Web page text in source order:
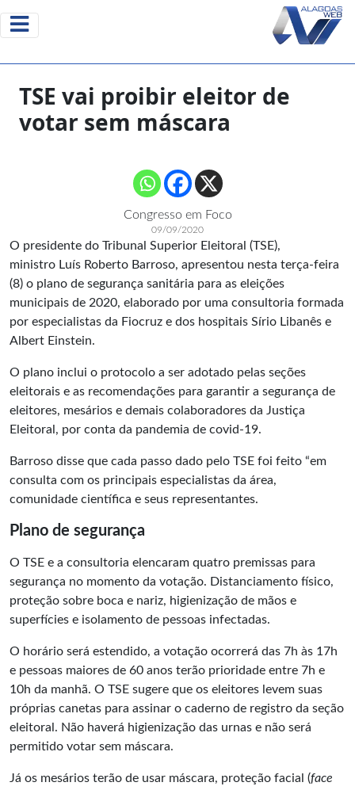
TSE vai proibir eleitor de
votar sem máscara
Congresso em Foco
09/09/2020
O presidente do Tribunal Superior Eleitoral (TSE),
ministro Luís Roberto Barroso, apresentou nesta terça-feira
(8) o plano de segurança sanitária para as eleições
municipais de 2020, elaborado por uma consultoria formada
por especialistas da Fiocruz e dos hospitais Sírio Libanês e
Albert Einstein.
O plano inclui o protocolo a ser adotado pelas seções
eleitorais e as recomendações para garantir a segurança de
eleitores, mesários e demais colaboradores da Justiça
Eleitoral, por conta da pandemia de covid-19.
Barroso disse que cada passo dado pelo TSE foi feito “em
consulta com os principais especialistas da área,
comunidade científica e seus representantes.
Plano de segurança
O TSE e a consultoria elencaram quatro premissas para
segurança no momento da votação. Distanciamento físico,
proteção sobre boca e nariz, higienização de mãos e
superfícies e isolamento de pessoas infectadas.
O horário será estendido, a votação ocorrerá das 7h às 17h
e pessoas maiores de 60 anos terão prioridade entre 7h e
10h da manhã. O TSE sugere que os eleitores levem suas
próprias canetas para assinar o caderno de registro da seção
eleitoral. Não haverá higienização das urnas e não será
permitido votar sem máscara.
Já os mesários terão de usar máscara, proteção facial (face